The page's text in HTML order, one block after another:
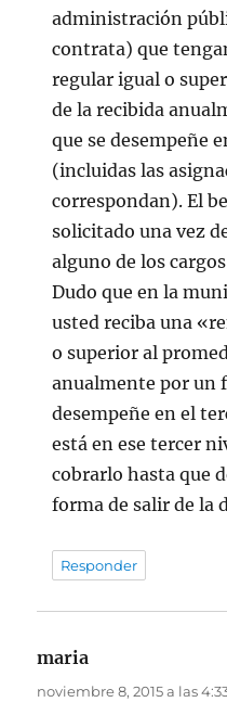
administración
contrata) que
regular igual o
de la recibida
que se desempeñe
(incluidas las
correspondan). El
solicitado una vez
alguno de los
Dudo que en la
usted reciba una
o superior al
anualmente por un
desempeñe en el
está en ese tercer
cobrarlo hasta que
forma de salir de la
Responder
maria
noviembre 8, 2015 a las